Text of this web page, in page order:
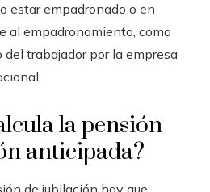
estar empadronado o en
al empadronamiento, como
del trabajador por la empresa
la pensión
anticipada?